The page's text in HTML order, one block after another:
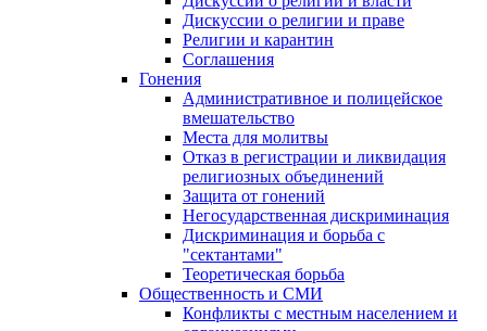
Дискуссии о религии и праве
Религии и карантин
Соглашения
Гонения
Административное и полицейское
вмешательство
Места для молитвы
Отказ в регистрации и ликвидация
религиозных объединений
Защита от гонений
Негосударственная дискриминация
Дискриминация и борьба с
"сектантами"
Теоретическая борьба
Общественность и СМИ
Конфликты с местным населением и